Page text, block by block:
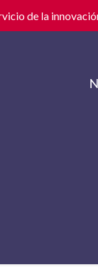
de la